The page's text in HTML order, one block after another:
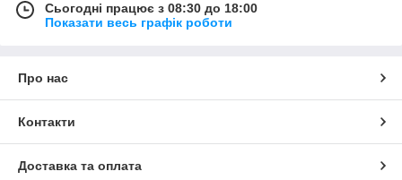
Сьогодні працює з 08:30 до 18:00
Показати весь графік роботи
Про нас
Контакти
Доставка та оплата